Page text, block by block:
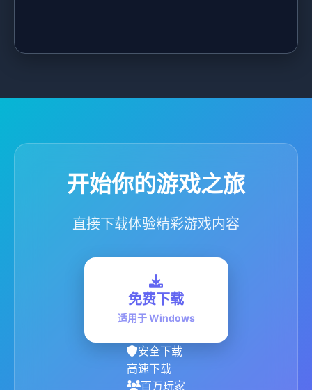
开始你的游戏之旅
直接下载体验精彩游戏内容
免费下载
适用于 Windows
安全下载
高速下载
百万玩家